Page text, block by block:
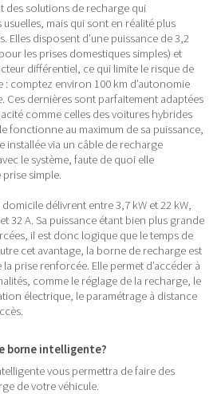
des solutions de recharge qui
usuelles, mais qui sont en réalité plus
Elles disposent d’une puissance de 3,2
les prises domestiques simples) et
différentiel, ce qui limite le risque de
comptez environ 100 km d’autonomie
Ces dernières sont parfaitement adaptées
comme celles des voitures hybrides
fonctionne au maximum de sa puissance,
installée via un câble de recharge
le système, faute de quoi elle
simple.
délivrent entre 3,7 kW et 22 kW,
32 A. Sa puissance étant bien plus grande
il est donc logique que le temps de
cet avantage, la borne de recharge est
prise renforcée. Elle permet d’accéder à
comme le réglage de la recharge, le
électrique, le paramétrage à distance
borne intelligente?
vous permettra de faire des
de votre véhicule.